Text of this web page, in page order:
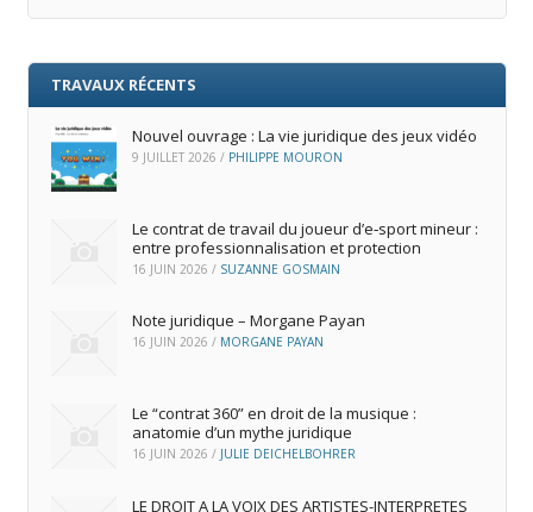
TRAVAUX RÉCENTS
Nouvel ouvrage : La vie juridique des jeux vidéo
9 JUILLET 2026 / PHILIPPE MOURON
Le contrat de travail du joueur d’e‑sport mineur :
entre professionnalisation et protection
16 JUIN 2026 / SUZANNE GOSMAIN
Note juridique – Morgane Payan
16 JUIN 2026 / MORGANE PAYAN
Le “contrat 360” en droit de la musique :
anatomie d’un mythe juridique
16 JUIN 2026 / JULIE DEICHELBOHRER
LE DROIT A LA VOIX DES ARTISTES-INTERPRETES